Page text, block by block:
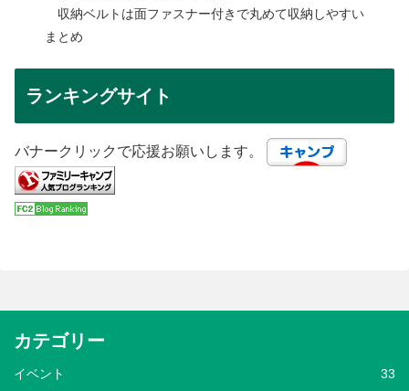
収納ベルトは面ファスナー付きで丸めて収納しやすい
まとめ
ランキングサイト
バナークリックで応援お願いします。
カテゴリー
イベント 33